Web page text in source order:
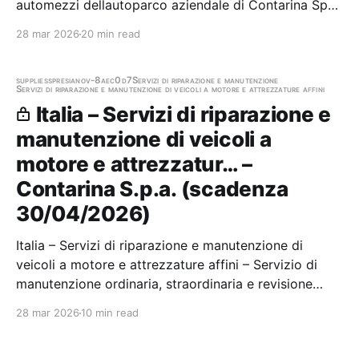
automezzi dellautoparco aziendale di Contarina SpA
28 mar 2026 20 min read
suppliesspresianov-8aec0d7Servizi di riparazione e manutenzione
Servizi di riparazione e manutenzione di veicoli a motore e attrezzature affini
Italia – Servizi di riparazione e
manutenzione di veicoli a
motore e attrezzatur… –
Contarina S.p.a. (scadenza
30/04/2026)
Italia – Servizi di riparazione e manutenzione di
veicoli a motore e attrezzature affini – Servizio di
manutenzione ordinaria, straordinaria e revisione
28 mar 2026 10 min read